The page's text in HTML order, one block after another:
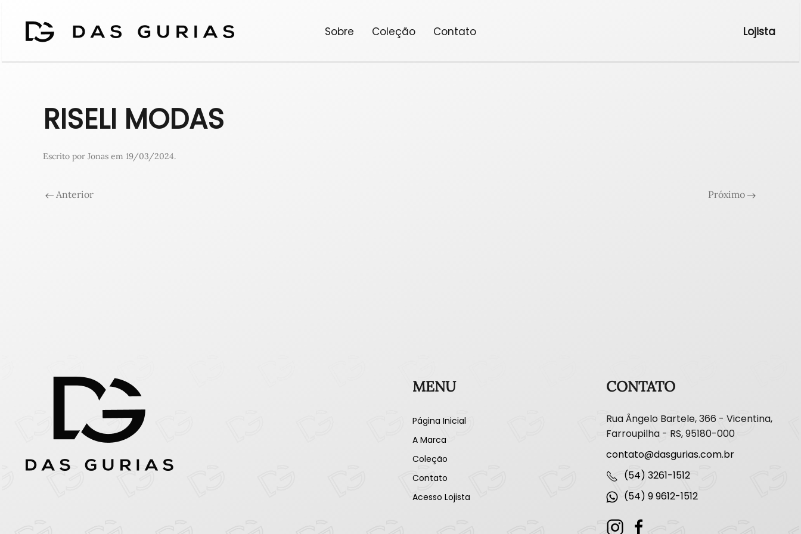
Sobre Coleção Contato Lojista
RISELI MODAS
Escrito por Jonas em 19/03/2024.
Anterior Próximo
MENU
Página Inicial
A Marca
Coleção
Contato
Acesso Lojista
CONTATO
Rua Ângelo Bartele, 366 - Vicentina,
Farroupilha - RS, 95180-000
contato@dasgurias.com.br
(54) 3261-1512
(54) 9 9612-1512